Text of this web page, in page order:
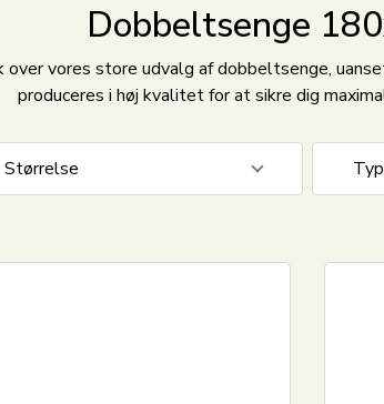
Dobbeltsenge
vores store udvalg af dobbeltsenge,
produceres i høj kvalitet for at sikre dig
Størrelse